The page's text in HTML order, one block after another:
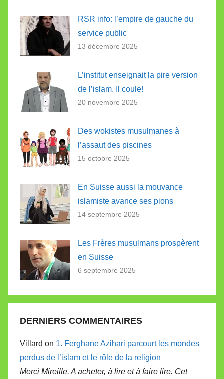
RSR info: l’empire de gauche du
service public
13 décembre 2025
L’institut enseignait la pire version
de l’islam. Il coule!
20 novembre 2025
Des wokistes musulmanes à
l’assaut des piscines
15 octobre 2025
En Suisse aussi la mouvance
islamiste avance ses pions
14 septembre 2025
Les Frères musulmans prospèrent
en Suisse
6 septembre 2025
DERNIERS COMMENTAIRES
Villard on 1. Ferghane Azihari parcourt les mondes
perdus de l’islam et le rôle de la religion
Merci Mireille. A acheter, à lire et à faire lire. Cet